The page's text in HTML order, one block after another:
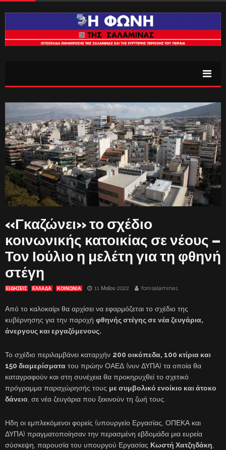
«Γκαζώνει» το σχέδιο
κοινωνικής κατοικίας σε νέους –
Τον Ιούλιο η μελέτη για τη φθηνή
στέγη
ΕΙΔΗΣΕΙΣ ΕΛΛΑΔΑ ΚΟΙΝΩΝΙΑ 11 Μαΐου 2022 fonisalaminas
Από το καλοκαίρι θα αρχίσει να εφαρμόζεται το σχέδιο της
κυβέρνησης για την παροχή φθηνής στέγης σε νέα ζευγάρια,
άνεργους και εργαζόμενους.
Το σχέδιο περιλαμβάνει καταρχήν 200 οικόπεδα, 100 κτίρια και
150 διαμερίσματα του πρώην ΟΑΕΔ (νυν ΔΥΠΑ) τα οποία θα
καταγραφούν και στη συνέχεια θα προκηρυχθεί το σχετικό
πρόγραμμα παραχώρησής τους με συμβολικό ενοίκιο και άτοκο
δάνειο, σε νέα ζευγάρια που ξεκινούν τη ζωή τους.
Ηδη οι εμπλεκόμενοι φορείς (υπουργείο Εργασίας, ΟΠΕΚΑ και
ΔΥΠΑ) πραγματοποίησαν την περασμένη εβδομάδα μια ευρεία
σύσκεψη, παρουσία του υπουργού Εργασίας Κωστή Χατζηδάκη,